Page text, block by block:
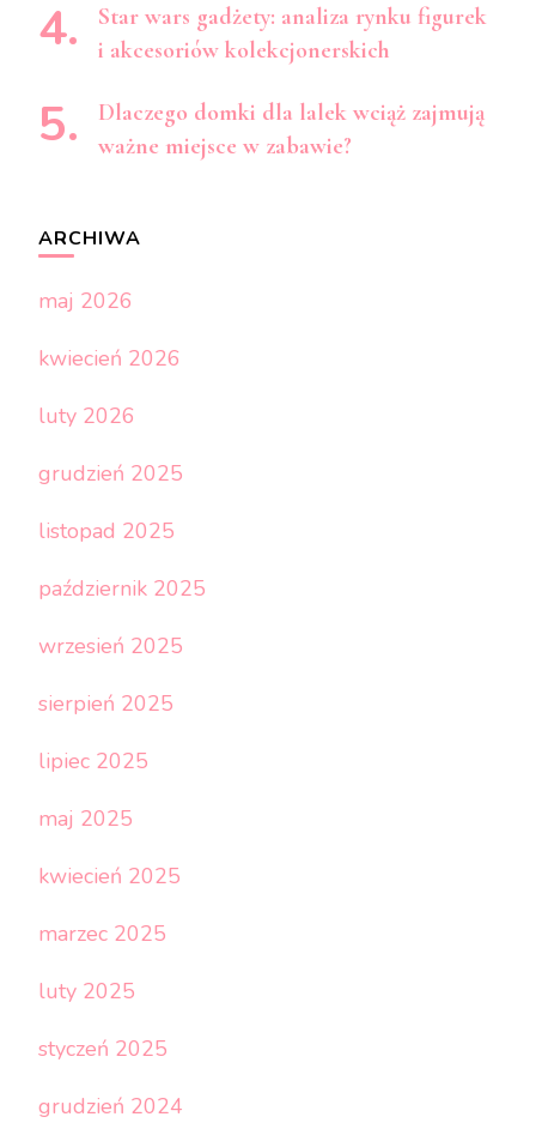
Star wars gadżety: analiza rynku figurek
i akcesoriów kolekcjonerskich
Dlaczego domki dla lalek wciąż zajmują
ważne miejsce w zabawie?
ARCHIWA
maj 2026
kwiecień 2026
luty 2026
grudzień 2025
listopad 2025
październik 2025
wrzesień 2025
sierpień 2025
lipiec 2025
maj 2025
kwiecień 2025
marzec 2025
luty 2025
styczeń 2025
grudzień 2024